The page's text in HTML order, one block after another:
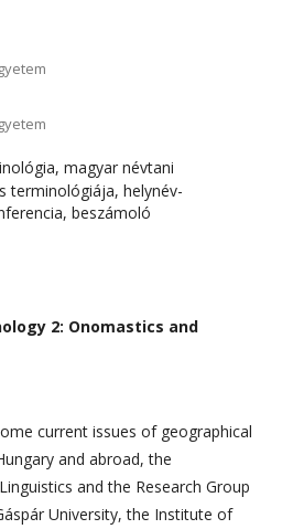
magyar névtani
terminológiája, helynév-
beszámoló
2: Onomastics and
current issues of geographical
and abroad, the
and the Research Group
University, the Institute of